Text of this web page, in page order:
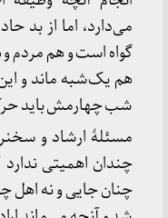
می‌دارد، اما از بد
گواه است و هم مردم
هم یک‌شبه ماند و
شب چهارمش باید
مسئلهٔ ارشاد و
چندان اهمیتی
چنان جایی و نه اهل